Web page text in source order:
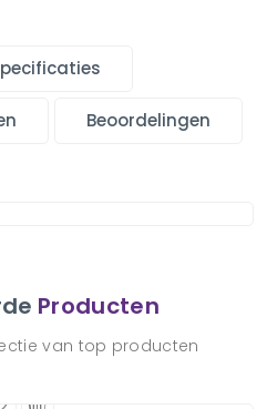
Beoordelingen
Producten
van top producten